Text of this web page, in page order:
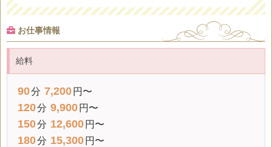
お仕事情報
給料
90分 7,200 円〜
120分 9,900 円〜
150分 12,600 円〜
180分 15,300 円〜